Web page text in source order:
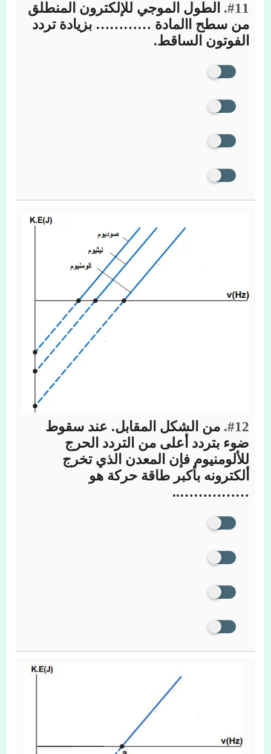
#11.
الطول الموجي للإلكترون المنطلق
من سطح االمادة ………… بزيادة تردد
الفوتون الساقط.
#12. من الشكل المقابل. عند سقوط
ضوء بتردد أعلى من التردد الحرج
للألومنيوم فإن المعدن الذي تخرج
ألكترونه بأكبر طاقة حركة هو
……………..